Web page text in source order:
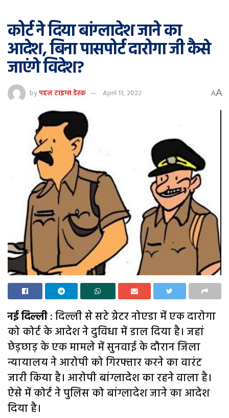
कोर्ट ने दिया बांग्लादेश जाने का
आदेश, बिना पासपोर्ट दारोगा जी कैसे
जाएंगे विदेश?
byपहल टाइम्स डेस्क April 13, 2022 AA
नई दिल्ली: दिल्ली से सटे ग्रेटर नोएडा में एक दारोगा
को कोर्ट के आदेश ने दुविधा में डाल दिया है। जहां
छेड़छाड़ के एक मामले में सुनवाई के दौरान जिला
न्यायालय ने आरोपी को गिरफ्तार करने का वारंट
जारी किया है। आरोपी बांग्लादेश का रहने वाला है।
ऐसे में कोर्ट ने पुलिस को बांग्लादेश जाने का आदेश
दिया है।